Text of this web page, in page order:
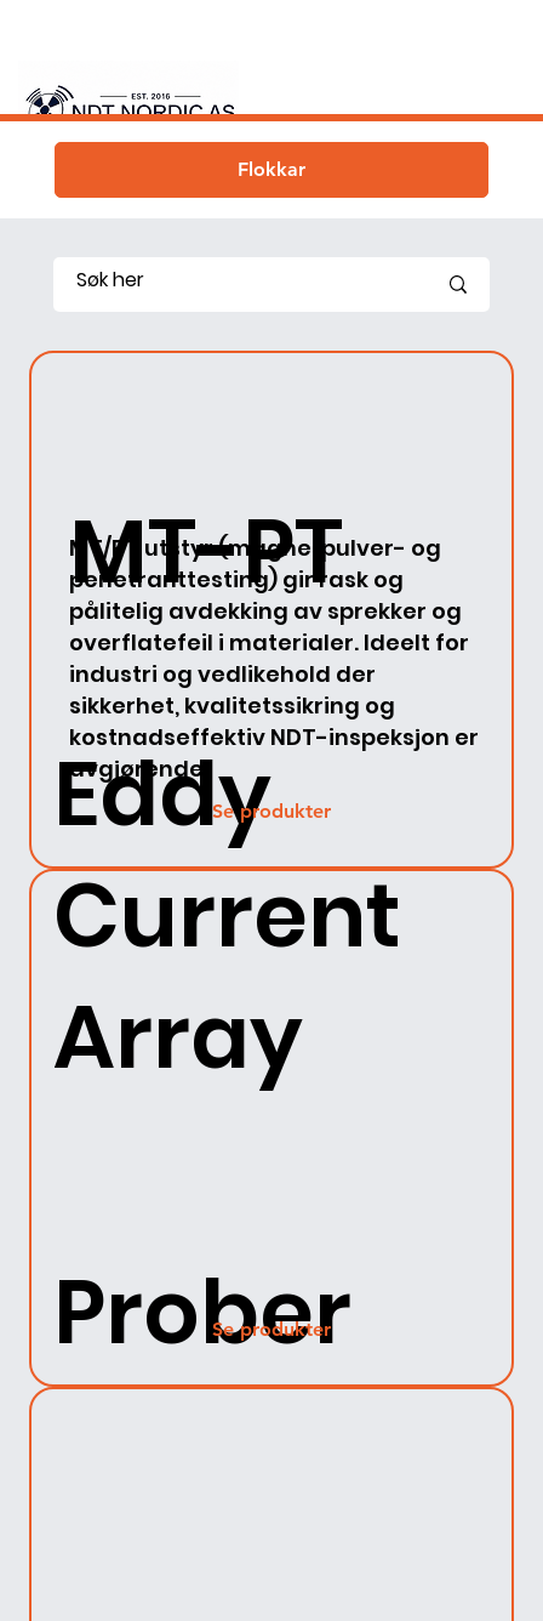
Flokkar
MT-PT
MT/PT utstyr (magnetpulver- og
penetranttesting) gir rask og
pålitelig avdekking av sprekker og
overflatefeil i materialer. Ideelt for
industri og vedlikehold der
sikkerhet, kvalitetssikring og
kostnadseffektiv NDT-inspeksjon er
avgjørende.
Eddy
Current
Array
Se produkter
Prober
Se produkter